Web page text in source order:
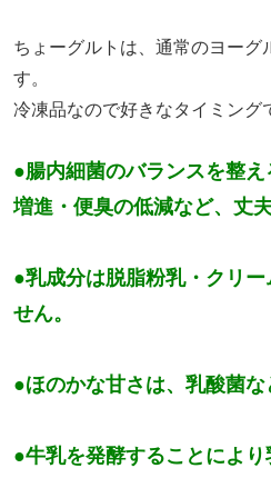
ちょーグルトは、通常のヨー
す。
冷凍品なので好きなタイミング
●腸内細菌のバランスを整
増進・便臭の低減など、丈
●乳成分は脱脂粉乳・クリ
せん。
●ほのかな甘さは、乳酸菌
●牛乳を発酵することによ